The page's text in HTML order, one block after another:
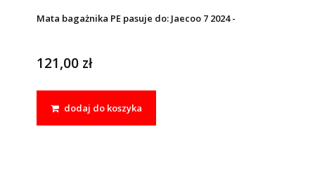
Mata bagażnika PE pasuje do: Jaecoo 7 2024 -
121,00 zł
dodaj do koszyka